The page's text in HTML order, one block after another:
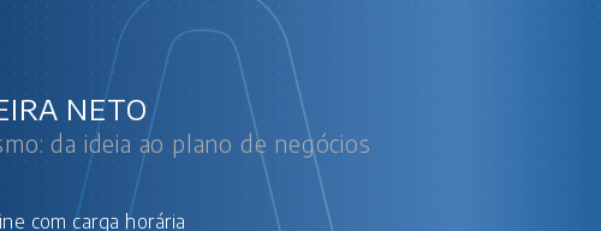
NETO
da ideia ao plano de negócios
Ideias e Oportunidades
Ideias vs Oportunidades: Atratividade de Mercado